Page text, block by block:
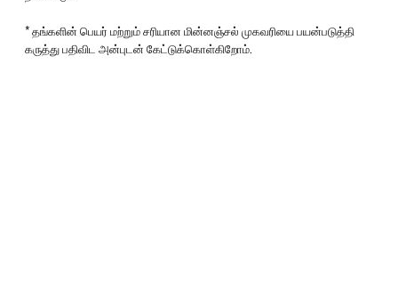
* தங்களின் பெயர் மற்றும் சரியான மின்னஞ்சல் முகவரியை பயன்படுத்தி
கருத்து பதிவிட அன்புடன் கேட்டுக்கொள்கிறோம்.